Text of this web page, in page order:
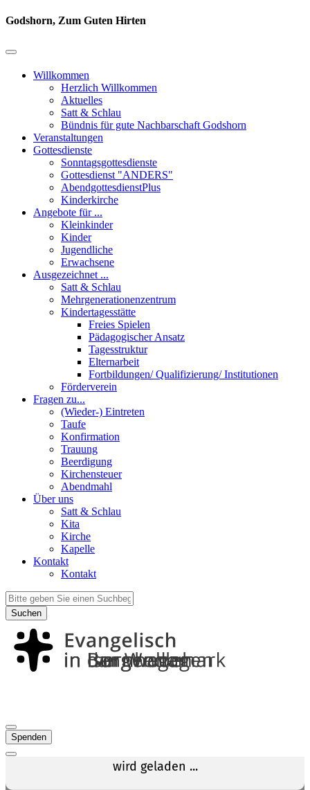
Godshorn, Zum Guten Hirten
Willkommen
Herzlich Willkommen
Aktuelles
Satt & Schlau
Bündnis für gute Nachbarschaft Godshorn
Veranstaltungen
Gottesdienste
Sonntagsgottesdienste
Gottesdienst "ANDERS"
AbendgottesdienstPlus
Kinderkirche
Angebote für ...
Kleinkinder
Kinder
Jugendliche
Erwachsene
Ausgezeichnet ...
Satt & Schlau
Mehrgenerationenzentrum
Kindertagesstätte
Freies Spielen
Pädagogischer Ansatz
Tagesstruktur
Elternarbeit
Fortbildungen/ Qualifizierung/ Institutionen
Förderverein
Fragen zu...
(Wieder-) Eintreten
Taufe
Konfirmation
Trauung
Beerdigung
Kirchensteuer
Abendmahl
Über uns
Satt & Schlau
Kita
Kirche
Kapelle
Kontakt
Kontakt
Suchen
Spenden